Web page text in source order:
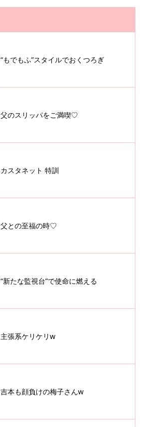
“もでもふ”スタイルでおくつろぎ
父のスリッパをご満喫♡
カスタネット 特訓
父との至福の時♡
“新たな監視台”で使命に燃える
主張系ケリケリw
吉本も顔負けの梅子さんw